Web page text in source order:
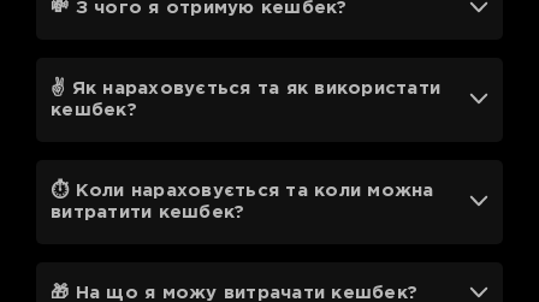
💸 З чого я отримую кешбек?
✌️ Як нараховується та як використати
кешбек?
⏱ Коли нараховується та коли можна
витратити кешбек?
🎁 На що я можу витрачати кешбек?